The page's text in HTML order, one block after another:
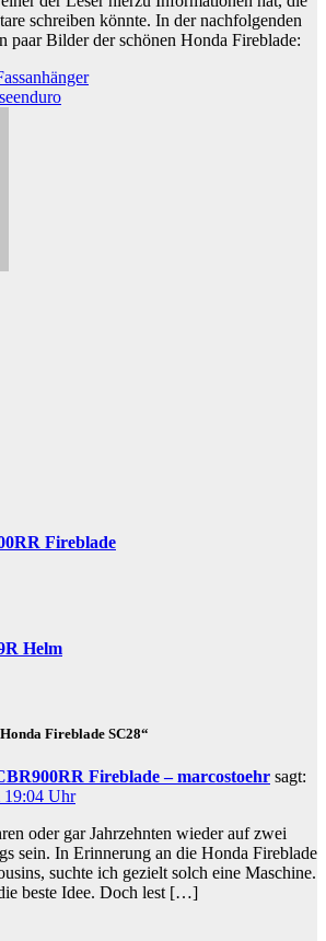
schreiben könnte. In der nachfolgenden
paar Bilder der schönen Honda Fireblade:
Fireblade
Helm
Fireblade SC28“
Fireblade – marcostoehr sagt:
19:04 Uhr
oder gar Jahrzehnten wieder auf zwei
sein. In Erinnerung an die Honda Fireblade
suchte ich gezielt solch eine Maschine.
beste Idee. Doch lest […]